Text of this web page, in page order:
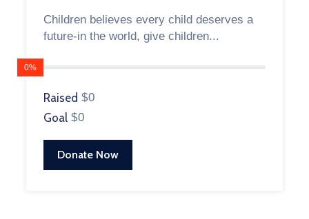
Children believes every child deserves a
future-in the world, give children...
0%
Raised $0
Goal $0
Donate Now